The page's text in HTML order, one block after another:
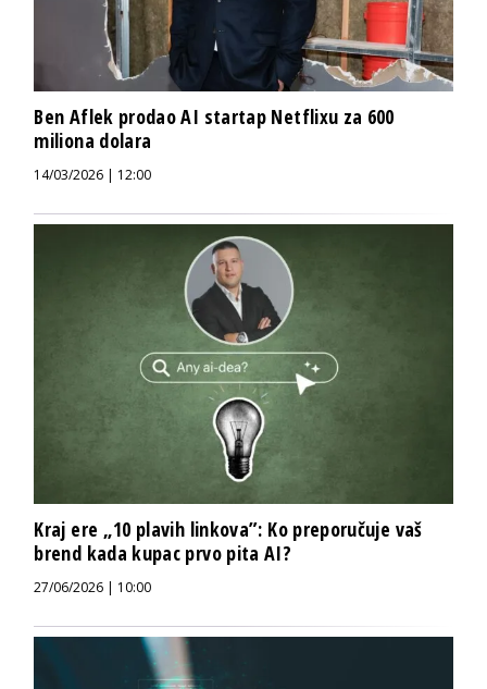
Ben Aflek prodao AI startap Netflixu za 600
miliona dolara
14/03/2026 | 12:00
Kraj ere „10 plavih linkova”: Ko preporučuje vaš
brend kada kupac prvo pita AI?
27/06/2026 | 10:00